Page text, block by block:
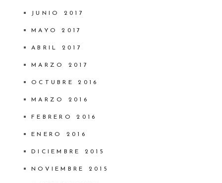
JUNIO 2017
MAYO 2017
ABRIL 2017
MARZO 2017
OCTUBRE 2016
MARZO 2016
FEBRERO 2016
ENERO 2016
DICIEMBRE 2015
NOVIEMBRE 2015